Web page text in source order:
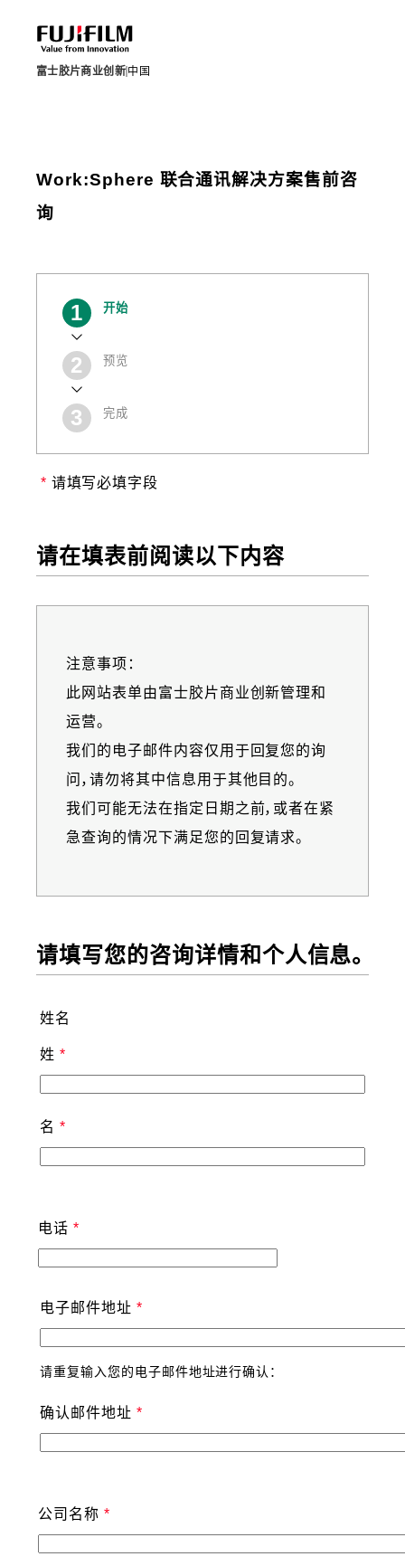
富士胶片商业创新 中国
Work:Sphere 联合通讯解决方案售前咨
询
当
开始
预览
完成
请填写必填字段
请在填表前阅读以下内容
Information
message
注意事项：
此网站表单由富士胶片商业创新管理和
运营。
我们的电子邮件内容仅用于回复您的询
问，请勿将其中信息用于其他目的。
我们可能无法在指定日期之前，或者在紧
急查询的情况下满足您的回复请求。
请填写您的咨询详情和个人信息。
姓名
姓
名
电话
电子邮件地址
请重复输入您的电子邮件地址进行确认：
确认邮件地址
公司名称